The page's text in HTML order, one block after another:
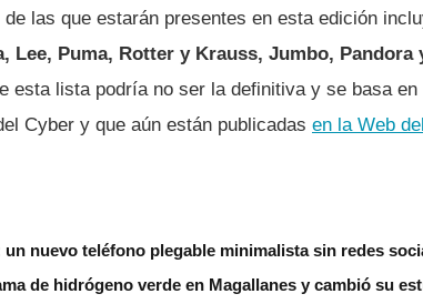
de las que estarán presentes en esta edición
Lee, Puma, Rotter y Krauss, Jumbo, Pandora
esta lista podría no ser la definitiva y se basa
Cyber y que aún están publicadas en la Web
nuevo teléfono plegable minimalista sin redes
de hidrógeno verde en Magallanes y cambió su